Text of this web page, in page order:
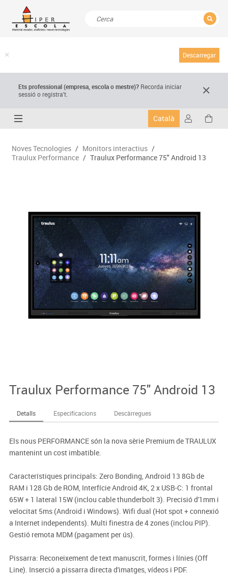
Descarregar
Ets professional (empresa,escola o mestre)? Recorda iniciar
sessió o registra't.
Català
Noves Tecnologies / Monitors interactius /
Traulux Performance / Traulux Performance 75" Android 13
Traulux Performance 75" Android 13
Detalls Especificacions Descàrregues
Els nous PERFORMANCE són la nova sèrie Premium de TRAULUX
mantenint un cost imbatible.
Característiques principals: Zero Bonding, Android 13 8Gb de
RAM i 128 Gb de ROM, Interfície Android 4K, 2 x USB-C: 1 frontal
65W + 1 lateral 15W (inclou cable thunderbolt 3). Precisió d'1mm i
velocitat 5ms (Android i Windows). Wifi dual (Hot spot + connexió
a Internet independents). Multi finestra de 4 zones (inclou PIP).
Gestió remota MDM (pagament per ús).
Pissarra: Reconeixement de text manuscrit, formes i línies (Off
Line). Inserció a pissarra directa d'imatges, vídeos i PDF.